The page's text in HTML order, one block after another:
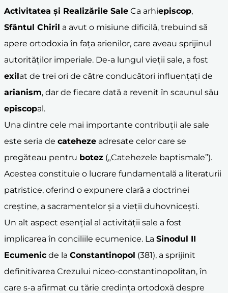
Activitatea și Realizările Sale Ca arhiepiscop,
Sfântul Chiril a avut o misiune dificilă, trebuind să
apere ortodoxia în fața arienilor, care aveau sprijinul
autorităților imperiale. De-a lungul vieții sale, a fost
exilat de trei ori de către conducători influențați de
arianism, dar de fiecare dată a revenit în scaunul său
episcopal.
Una dintre cele mai importante contribuții ale sale
este seria de cateheze adresate celor care se
pregăteau pentru botez („Catehezele baptismale”).
Acestea constituie o lucrare fundamentală a literaturii
patristice, oferind o expunere clară a doctrinei
creștine, a sacramentelor și a vieții duhovnicești.
Un alt aspect esențial al activității sale a fost
implicarea în conciliile ecumenice. La Sinodul II
Ecumenic de la Constantinopol (381), a sprijinit
definitivarea Crezului niceo-constantinopolitan, în
care s-a afirmat cu tărie credința ortodoxă despre